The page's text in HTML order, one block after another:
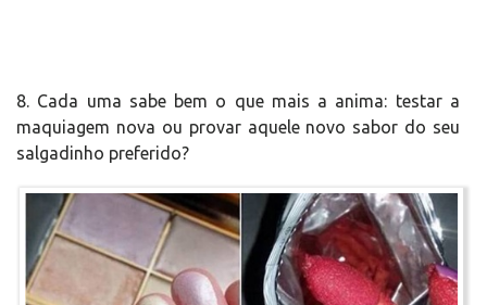
8. Cada uma sabe bem o que mais a anima: testar a
maquiagem nova ou provar aquele novo sabor do seu
salgadinho preferido?